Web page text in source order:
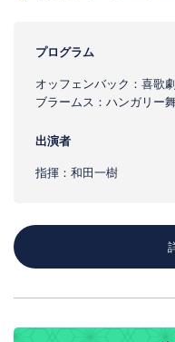
プログラム
オッフェンバック：喜歌
ブラームス：ハンガリー
出演者
指揮：和田一樹